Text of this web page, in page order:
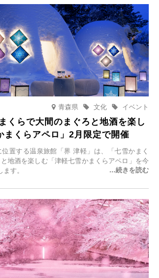
青森県 イベント
文化
くらで大間のまぐろと地酒を楽し
まくらアペロ」2月限定で開催
置する温泉旅館「界 津軽」は、「七雪かまく
地酒を楽しむ「津軽七雪かまくらアペロ」を今
す。